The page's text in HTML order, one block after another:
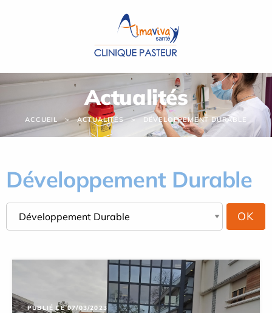
Actualités
ACCUEIL ACTUALITÉS DÉVELOPPEMENT DURABLE
Développement Durable
PUBLIÉ LE 07/03/2023